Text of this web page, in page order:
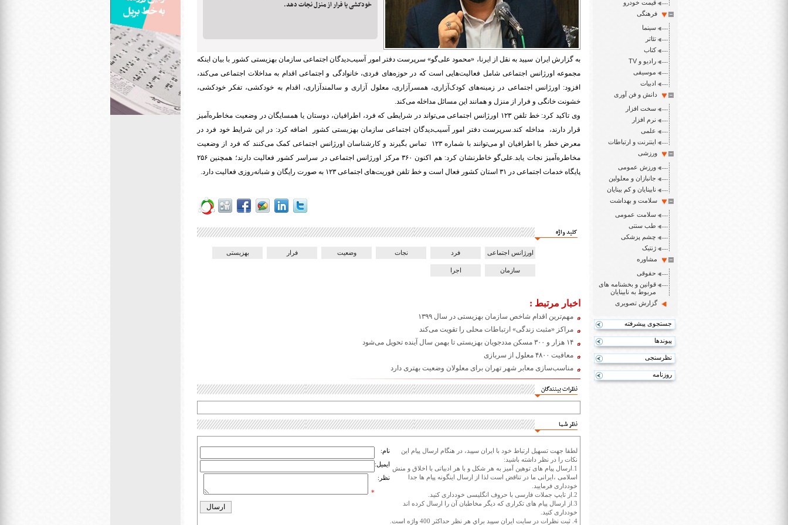
قیمت خودرو
فرهنگی
سینما
تئاتر
کتاب
رادیو و TV
موسیقی
ادبیات
دانش و فن آوری
سخت افزار
نرم افزار
علمی
اینترنت و ارتباطات
ورزشی
ورزش عمومی
جانبازان و معلولین
نابینایان و کم بینایان
سلامت و بهداشت
سلامت عمومی
طب سنتی
چشم پزشکی
ژنتیک
مشاوره
حقوقی
قوانین و بخشنامه های
مربوط به نابینایان
گزارش تصویری
جستجوی پیشرفته
پیوندها
نظرسنجی
روزنامه
خودکشی یا فرار از منزل نجات دهد.
به گزارش ایران سپید به نقل از ایرنا، «محمود علی‌گو» سرپرست دفتر امور آسیب‌دیدگان اجتماعی سازمان بهزیستی کشور با بیان اینکه
مجموعه اورژانس اجتماعی شامل فعالیت‌هایی است که در حوزه‌های فردی، خانوادگی و اجتماعی اقدام به مداخلات اجتماعی می‌کند،
افزود: اورژانس اجتماعی در زمینه‌های کودک‌آزاری، همسرآزاری، معلول آزاری و سالمندآزاری، اقدام به خودکشی، تفکر خودکشی،
خشونت خانگی و فرار از منزل و همانند این مسائل مداخله می‌کند.
وی تاکید کرد: خط تلفن ۱۲۳ اورژانس اجتماعی می‌تواند در شرایطی که فرد، اطرافیان، دوستان یا همسایگان در وضعیت مخاطره‌آمیز
قرار دارند، مداخله کند.سرپرست دفتر امور آسیب‌دیدگان اجتماعی سازمان بهزیستی کشور اضافه کرد: در این شرایط خود فرد در
معرض خطر یا اطرافیان او می‌توانند با شماره ۱۲۳ تماس بگیرند و کارشناسان اورژانس اجتماعی کمک می‌کنند که فرد از وضعیت
مخاطره‌آمیز نجات یابد.علی‌گو خاطرنشان کرد: هم اکنون ۳۶۰ مرکز اورژانس اجتماعی در سراسر کشور فعالیت دارند؛ همچنین ۲۵۶
پایگاه خدمات اجتماعی در ۳۱ استان کشور فعال است و خط تلفن فوریت‌های اجتماعی ۱۲۳ به ‌صورت رایگان و شبانه‌روزی فعالیت دارد.
کلید واژه
اورژانس اجتماعی فرد نجات وضعیت فرار بهزیستی
سازمان اجرا
اخبار مرتبط :
مهم‌ترین اقدام شاخص سازمان بهزیستی در سال ۱۳۹۹
مراکز «مثبت زندگی» ارتباطات محلی را تقویت می‌کند
۱۴ هزار و ۳۰۰ مسکن مددجویان بهزیستی تا بهمن سال آینده تحویل می‌شود
معافیت ۴۸۰۰ معلول از سربازی
مناسب‌سازی معابر شهر تهران برای معلولان وضعیت بهتری دارد
نظرات بینندگان
نظر شما
لطفا جهت تسهیل ارتباط خود با ایران سپید، در هنگام ارسال پیام این
نکات را در نظر داشته باشید:
1.ارسال پیام های توهین آمیز به هر شکل و با هر ادبیاتی با اخلاق و منش
اسلامی ،ایرانی ما در تناقض است لذا از ارسال اینگونه پیام ها جدا
خودداری فرمایید.
2.از تایپ جملات فارسی با حروف انگلیسی خودداری کنید.
3.از ارسال پیام های تکراری که دیگر مخاطبان آن را ارسال کرده اند
خودداری کنید.
4. ثبت نظرات در سايت ايران سپيد براي هر نظر حداکثر 400 واژه است.
نام:
ایمیل:
نظر:
*